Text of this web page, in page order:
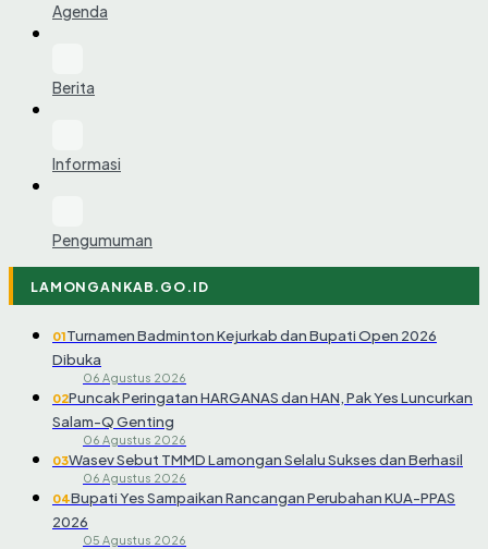
Agenda
Berita
Informasi
Pengumuman
LAMONGANKAB.GO.ID
01Turnamen Badminton Kejurkab dan Bupati Open 2026
Dibuka
06 Agustus 2026
02Puncak Peringatan HARGANAS dan HAN, Pak Yes Luncurkan
Salam-Q Genting
06 Agustus 2026
03Wasev Sebut TMMD Lamongan Selalu Sukses dan Berhasil
06 Agustus 2026
04Bupati Yes Sampaikan Rancangan Perubahan KUA-PPAS
2026
05 Agustus 2026